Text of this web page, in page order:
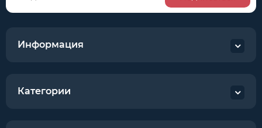
Информация
Категории